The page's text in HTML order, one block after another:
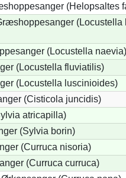
(Helopsaltes
(Locustella
(Locustella naevia)
(Locustella fluviatilis)
(Locustella luscinioides)
(Cisticola juncidis)
atricapilla)
(Sylvia borin)
(Curruca nisoria)
(Curruca curruca)